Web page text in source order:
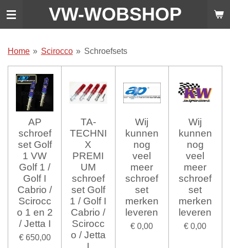
Ga
de
VW-WOBSHOP
Home » Scirocco » Schroefsets
AP
schroef
set Golf
1 VW
Golf 1 /
Golf I
Cabrio /
Scirocc
o 1 en 2
/ Jetta I
€ 650,00
TA-
TECHNI
X
PREMI
UM
schroef
set Golf
1 / Golf I
Cabrio /
Scirocc
o / Jetta
Wij
kunnen
nog
veel
meer
schroef
set
merken
leveren
€ 0,00
Wij
kunnen
nog
veel
meer
schroef
set
merken
leveren
€ 0,00